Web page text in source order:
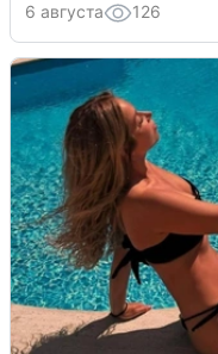
6 августа 126